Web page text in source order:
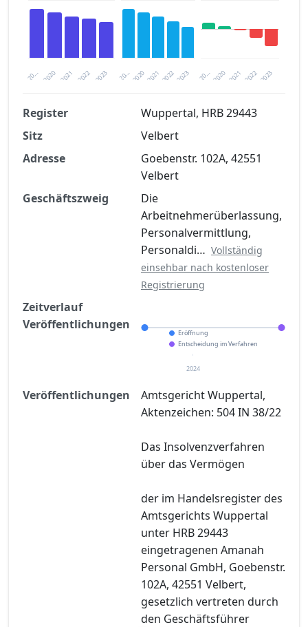
20… 2021 2023
2020 2022 20… 2021 2023
2020 2022 20… 2021 2023
2020 2022
Finanzkennzahlen nach kostenloser
Registrierung verfügbar
Jetzt kostenlos registrieren
Register
Wuppertal, HRB 29443
Sitz
Velbert
Adresse
Goebenstr. 102A, 42551
Velbert
Geschäftszweig
Die
Arbeitnehmerüberlassung,
Personalvermittlung,
Personaldi… Vollständig
einsehbar nach kostenloser
Registrierung
Zeitverlauf
Veröffentlichungen
Eröffnung
Entscheidung im Verfahren
2024
Veröffentlichungen
Amtsgericht Wuppertal,
Aktenzeichen: 504 IN 38/22
Das Insolvenzverfahren
über das Vermögen
der im Handelsregister des
Amtsgerichts Wuppertal
unter HRB 29443
eingetragenen Amanah
Personal GmbH, Goebenstr.
102A, 42551 Velbert,
gesetzlich vertreten durch
den Geschäftsführer